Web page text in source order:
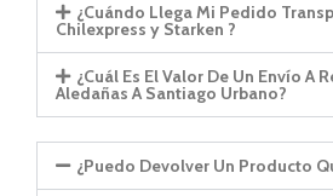
¿Cuándo Llega Mi Pedido
Chilexpress y Starken ?
¿Cuál Es El Valor De Un Envío A
Aledañas A Santiago Urbano?
¿Puedo Devolver Un Producto